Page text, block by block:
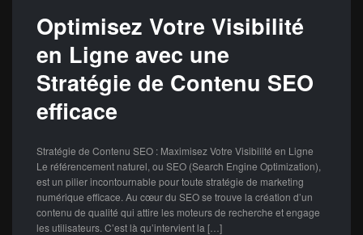
Optimisez Votre Visibilité
en Ligne avec une
Stratégie de Contenu SEO
efficace
Stratégie de Contenu SEO : Maximisez Votre Visibilité en Ligne
Le référencement naturel, ou SEO (Search Engine Optimization),
est un pilier incontournable pour toute stratégie de marketing
numérique efficace. Au cœur du SEO se trouve la création d’un
contenu de qualité qui attire les moteurs de recherche et engage
les utilisateurs. C’est là qu’intervient la […]